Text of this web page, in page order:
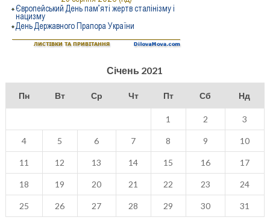
Січень 2021
Пн Вт Ср Чт Пт Сб Нд
1 2 3
4 5 6 7 8 9 10
11 12 13 14 15 16 17
18 19 20 21 22 23 24
25 26 27 28 29 30
31